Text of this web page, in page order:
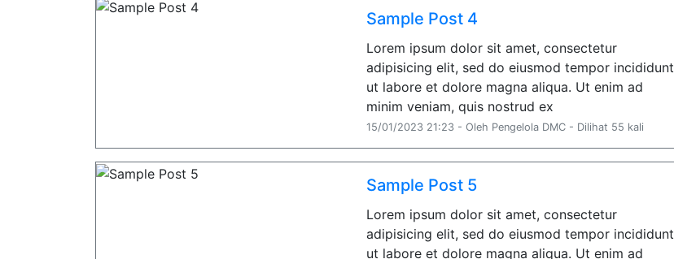
Sample Post 4
Lorem ipsum dolor sit amet, consectetur
adipisicing elit, sed do eiusmod tempor incididunt
ut labore et dolore magna aliqua. Ut enim ad
minim veniam, quis nostrud ex
15/01/2023 21:23 - Oleh Pengelola DMC - Dilihat 55 kali
Sample Post 5
Lorem ipsum dolor sit amet, consectetur
adipisicing elit, sed do eiusmod tempor incididunt
ut labore et dolore magna aliqua. Ut enim ad